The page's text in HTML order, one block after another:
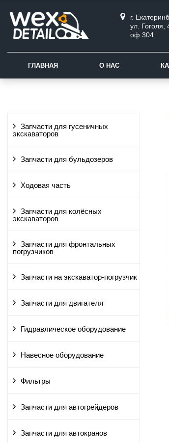
г.
ул. Гоголя,
оф.304
ГЛАВНАЯ О НАС
Запчасти для гусеничных
экскаваторов
Запчасти для бульдозеров
Ходовая часть
Запчасти для колёсных
экскаваторов
Запчасти для фронтальных
погрузчиков
Запчасти на экскаватор-погрузчик
Запчасти для двигателя
Гидравлическое оборудование
Навесное оборудование
Фильтры
Запчасти для автогрейдеров
Запчасти для автокранов